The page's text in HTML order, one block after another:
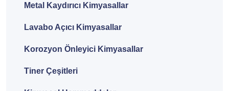
Metal Kaydırıcı Kimyasallar
Lavabo Açıcı Kimyasallar
Korozyon Önleyici Kimyasallar
Tiner Çeşitleri